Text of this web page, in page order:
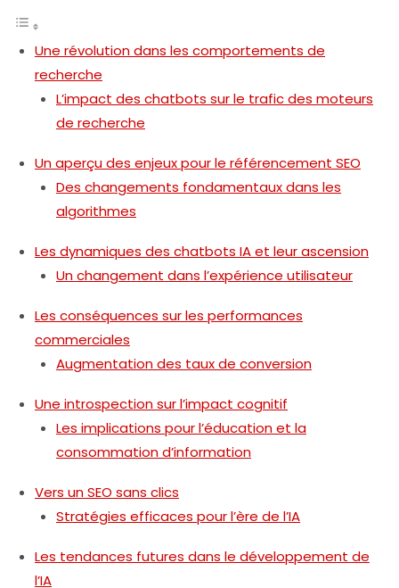
Une révolution dans les comportements de
recherche
L’impact des chatbots sur le trafic des moteurs
de recherche
Un aperçu des enjeux pour le référencement SEO
Des changements fondamentaux dans les
algorithmes
Les dynamiques des chatbots IA et leur ascension
Un changement dans l’expérience utilisateur
Les conséquences sur les performances
commerciales
Augmentation des taux de conversion
Une introspection sur l’impact cognitif
Les implications pour l’éducation et la
consommation d’information
Vers un SEO sans clics
Stratégies efficaces pour l’ère de l’IA
Les tendances futures dans le développement de
l’IA